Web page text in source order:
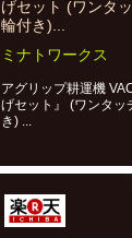
げセット (ワンタ
輪付き)...
ミナトワークス
アグリップ耕運機
げセット』 (ワンタッ
き) ...